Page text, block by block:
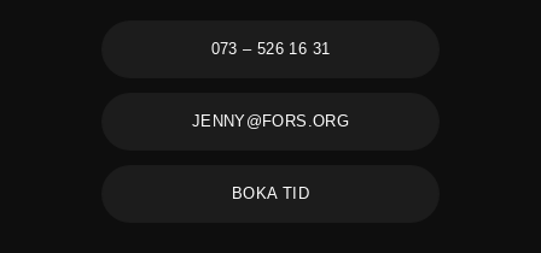
073 – 526 16 31
JENNY@FORS.ORG
BOKA TID